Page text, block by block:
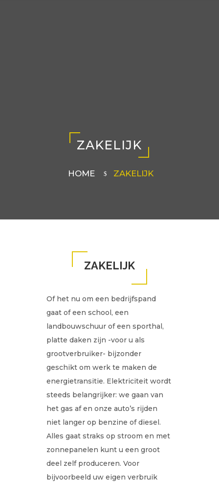
ZAKELIJK
HOME ZAKELIJK
ZAKELIJK
Of het nu om een bedrijfspand
gaat of een school, een
landbouwschuur of een sporthal,
platte daken zijn -voor u als
grootverbruiker- bijzonder
geschikt om werk te maken de
energietransitie. Elektriciteit wordt
steeds belangrijker: we gaan van
het gas af en onze auto’s rijden
niet langer op benzine of diesel.
Alles gaat straks op stroom en met
zonnepanelen kunt u een groot
deel zelf produceren. Voor
bijvoorbeeld uw eigen verbruik